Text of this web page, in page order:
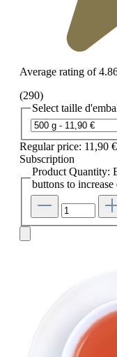
Average rating of
(290)
Select taille
Regular price: 11,90 €
Subscription
Product Quantity:
buttons to increase